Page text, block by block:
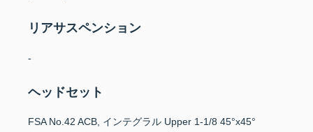
リアサスペンション
-
ヘッドセット
FSA No.42 ACB, インテグラル Upper 1-1/8 45°x45°